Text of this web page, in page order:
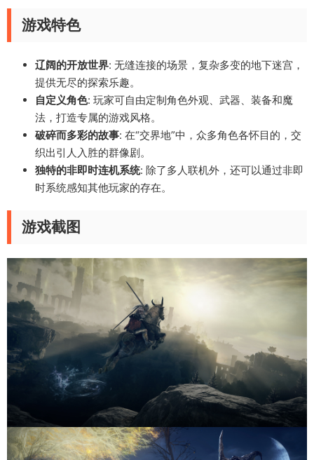
游戏特色
辽阔的开放世界: 无缝连接的场景，复杂多变的地下迷宫，
提供无尽的探索乐趣。
自定义角色: 玩家可自由定制角色外观、武器、装备和魔
法，打造专属的游戏风格。
破碎而多彩的故事: 在“交界地”中，众多角色各怀目的，交
织出引人入胜的群像剧。
独特的非即时连机系统: 除了多人联机外，还可以通过非即
时系统感知其他玩家的存在。
游戏截图